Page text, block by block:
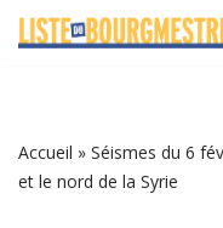
Accueil » Séismes du 6
et le nord de la Syrie